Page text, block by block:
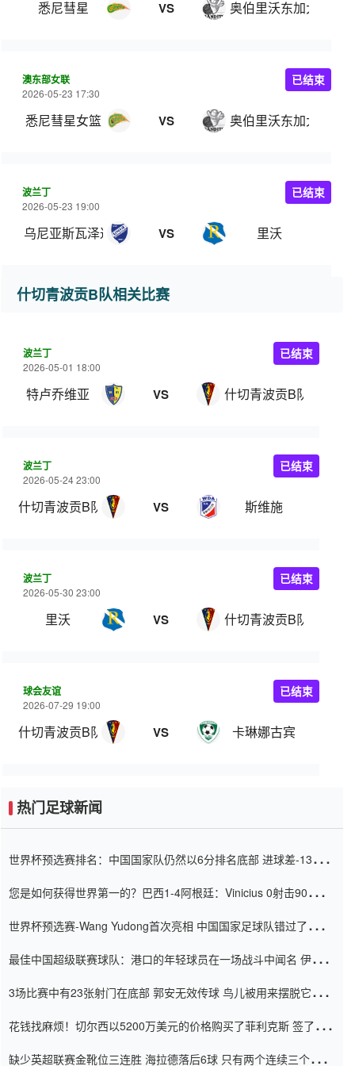
悉尼彗星 VS 奥伯里沃东加大盗
澳东部女联
2026-05-23 17:30
悉尼彗星女篮 VS 奥伯里沃东加大盗女
已结束
波兰丁
2026-05-23 19:00
乌尼亚斯瓦泽达 VS 里沃
已结束
什切青波贡B队相关比赛
波兰丁
2026-05-01 18:00
特卢乔维亚 VS 什切青波贡B队
已结束
波兰丁
2026-05-24 23:00
什切青波贡B队 VS 斯维施
已结束
波兰丁
2026-05-30 23:00
里沃 VS 什切青波贡B队
已结束
球会友谊
2026-07-29 19:00
什切青波贡B队 VS 卡琳娜古宾
已结束
热门足球新闻
世界杯预选赛排名：中国国家队仍然以6分排名底部 进球差-13令人
您是如何获得世界第一的？巴西1-4阿根廷：Vinicius 0射击90分钟
世界杯预选赛-Wang Yudong首次亮相 中国国家足球队错过了世界
最佳中国超级联赛球队：港口的年轻球员在一场战斗中闻名 伊万放
3场比赛中有23张射门在底部 郭安无效传球 鸟儿被用来摆脱它
花钱找麻烦！切尔西以5200万美元的价格购买了菲利克斯 签了7年
缺少英超联赛金靴位三连胜 海拉德落后6球 只有两个连续三个连续